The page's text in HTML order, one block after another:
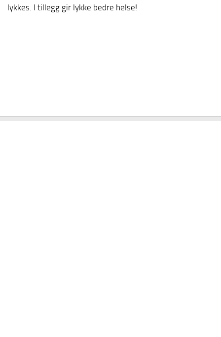
lykkes. I tillegg gir lykke bedre helse!